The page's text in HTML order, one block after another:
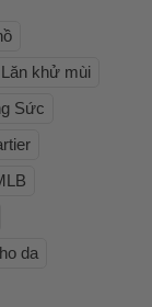
Lăn khử mùi
Sức
da